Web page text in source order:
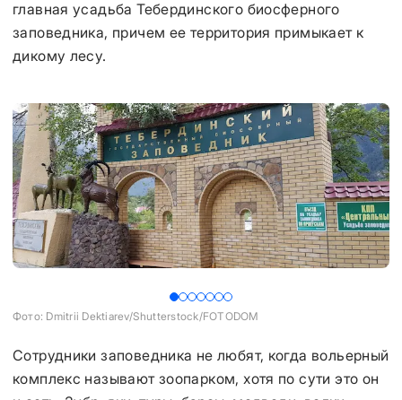
главная усадьба Тебердинского биосферного
заповедника, причем ее территория примыкает к
дикому лесу.
Фото: Dmitrii Dektiarev/Shutterstock/FOTODOM
Сотрудники заповедника не любят, когда вольерный
комплекс называют зоопарком, хотя по сути это он